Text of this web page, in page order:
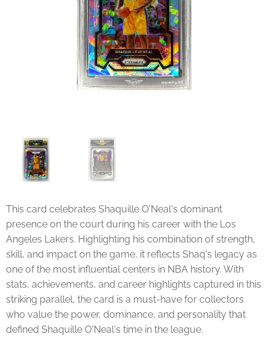
This card celebrates Shaquille O'Neal's dominant
presence on the court during his career with the Los
Angeles Lakers. Highlighting his combination of strength,
skill, and impact on the game, it reflects Shaq's legacy as
one of the most influential centers in NBA history. With
stats, achievements, and career highlights captured in this
striking parallel, the card is a must-have for collectors
who value the power, dominance, and personality that
defined Shaquille O'Neal's time in the league.